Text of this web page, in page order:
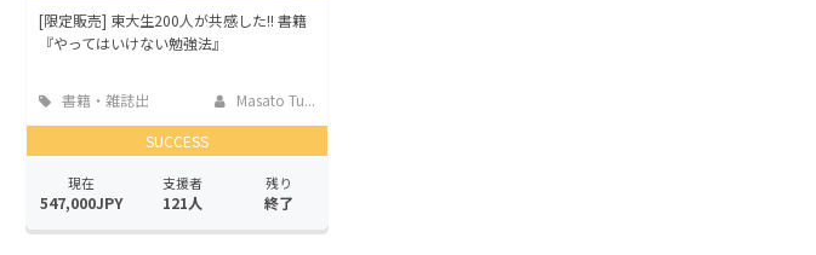
[限定販売] 東大生200人が共感した!! 書籍
『やってはいけない勉強法』
書籍・雑誌出
版
Masato Tu...
SUCCESS
現在
547,000JPY
支援者
121人
残り
終了